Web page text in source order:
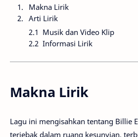
Makna Lirik
Arti Lirik
Musik dan Video Klip
Informasi Lirik
Makna Lirik
Lagu ini mengisahkan tentang Billie
terjebak dalam ruang kesunyian,